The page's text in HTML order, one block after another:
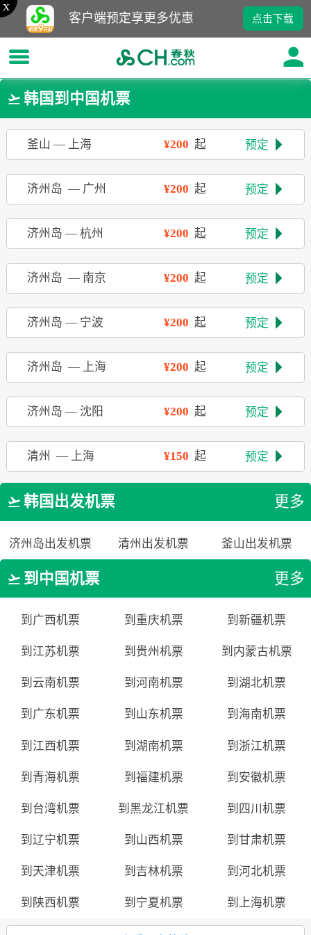
点击下载
客户端预定享更多优惠
x
 韩国到中国机票
釜山 — 上海 ¥200起 预定 
济州岛 — 广州 ¥200起 预定 
济州岛 — 杭州 ¥200起 预定 
济州岛 — 南京 ¥200起 预定 
济州岛 — 宁波 ¥200起 预定 
济州岛 — 上海 ¥200起 预定 
济州岛 — 沈阳 ¥200起 预定 
清州 — 上海 ¥150起 预定 
 韩国出发机票 更多
济州岛出发机票 清州出发机票 釜山出发机票
 到中国机票 更多
到广西机票 到重庆机票 到新疆机票
到江苏机票 到贵州机票 到内蒙古机票
到云南机票 到河南机票 到湖北机票
到广东机票 到山东机票 到海南机票
到江西机票 到湖南机票 到浙江机票
到青海机票 到福建机票 到安徽机票
到台湾机票 到黑龙江机票 到四川机票
到辽宁机票 到山西机票 到甘肃机票
到天津机票 到吉林机票 到河北机票
到陕西机票 到宁夏机票 到上海机票